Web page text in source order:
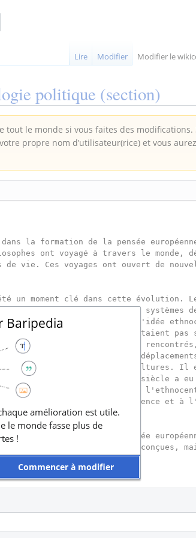
Lire Modifier Modifier le
politique (section)
tout le monde si vous faites des modifications.
propre nom d’utilisateur(rice) et vous
Baripedia
amélioration est utile.
le monde fasse plus de
!
Commencer à modifier